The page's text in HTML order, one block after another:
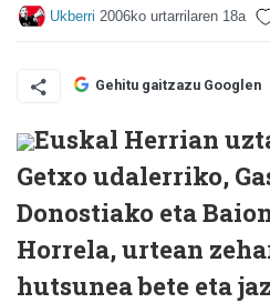
Ukberri 2006ko urtarrilaren 18a
Gehitu gaitzazu Googlen
Euskal Herrian
Getxo udalerriko,
Donostiako eta
Horrela, urtean
hutsunea bete eta